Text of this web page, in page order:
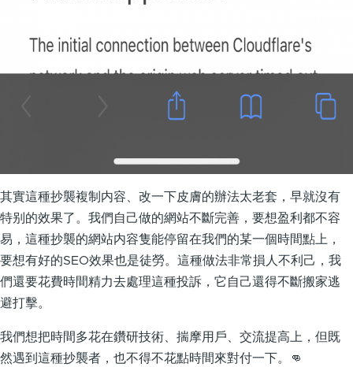
其實這種抄襲複制内容、改一下皮膚的辦法太老套，早就沒有
特别的效果了。我們自己做的網站不斷完善，要想盈利都不容
易，這種抄襲的網站内容隻能停留在我們的某一個時間點上，
要想有好的SEO效果也是徒勞。這種做法非常損人不利己，我
們還要花費時間精力去處理這種投訴，它自己還得不斷搬家逃
避打擊。
我們想把時間多花在鑽研技術、揣摩用戶、交流提高上，但既
然遇到這種抄襲者，也不得不花點時間來對付一下。👊